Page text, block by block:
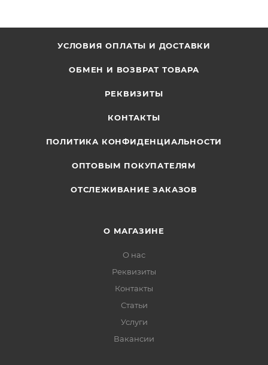
УСЛОВИЯ ОПЛАТЫ И ДОСТАВКИ
ОБМЕН И ВОЗВРАТ ТОВАРА
РЕКВИЗИТЫ
КОНТАКТЫ
ПОЛИТИКА КОНФИДЕНЦИАЛЬНОСТИ
ОПТОВЫМ ПОКУПАТЕЛЯМ
ОТСЛЕЖИВАНИЕ ЗАКАЗОВ
О МАГАЗИНЕ
О нас
Реквизиты
Контакты
Статьи
Услуги
Вакансии